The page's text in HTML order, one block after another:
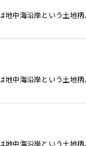
中海沿岸という土地
中海沿岸という土地
中海沿岸という土地